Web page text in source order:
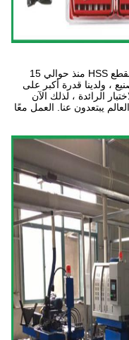
XRTOOLS هي شركة محترفة في أدوات القطع HSS منذ حوالي 15
، ولدينا قدرة أكبر على
الرائدة ، لذلك الآن
يبتعدون عنا. العمل معًا